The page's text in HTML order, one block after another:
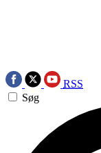
RSS
Søg